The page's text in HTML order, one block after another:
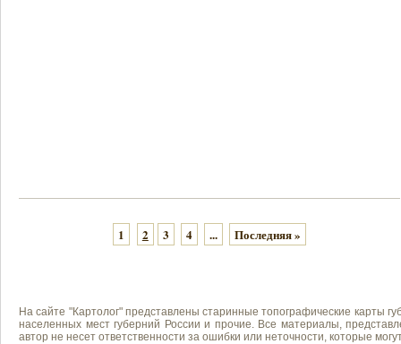
1 2 3 4 ... Последняя »
На сайте "Картолог" представлены старинные топографические карты
населенных мест губерний России и прочие. Все материалы,
автор не несет ответственности за ошибки или неточности, которые